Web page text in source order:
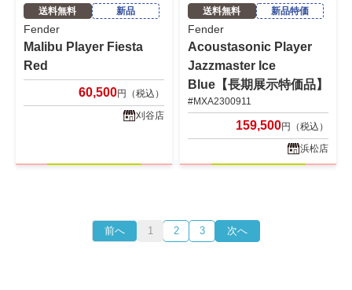
送料無料 新品
Fender
Malibu Player Fiesta
Red
60,500円（税込）
刈谷店
送料無料 新品特価
Fender
Acoustasonic Player
Jazzmaster Ice
Blue【長期展示特価品】
#MXA2300911
159,500円（税込）
浜松店
前へ 1 2 3 次へ